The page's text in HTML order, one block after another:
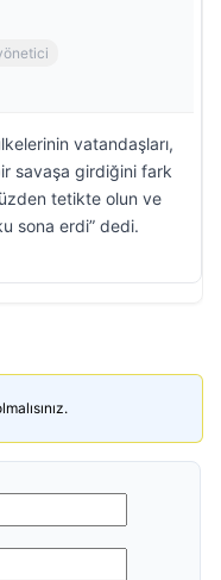
vatandaşları,
savaşa girdiğini fark
tetikte olun ve
sona erdi” dedi.